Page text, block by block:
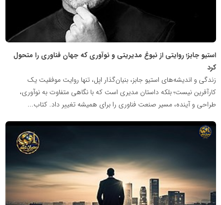
استیو جابز؛ روایتی از نبوغ مدیریتی و نوآوری که جهان فناوری را متحول
کرد
زندگی و اندیشه‌های استیو جابز، بنیان‌گذار اپل، تنها روایت موفقیت یک
کارآفرین نیست؛ بلکه داستان مدیری است که با نگاهی متفاوت به نوآوری،
طراحی و آینده، مسیر صنعت فناوری را برای همیشه تغییر داد. کتاب...
مدیران
نابغه